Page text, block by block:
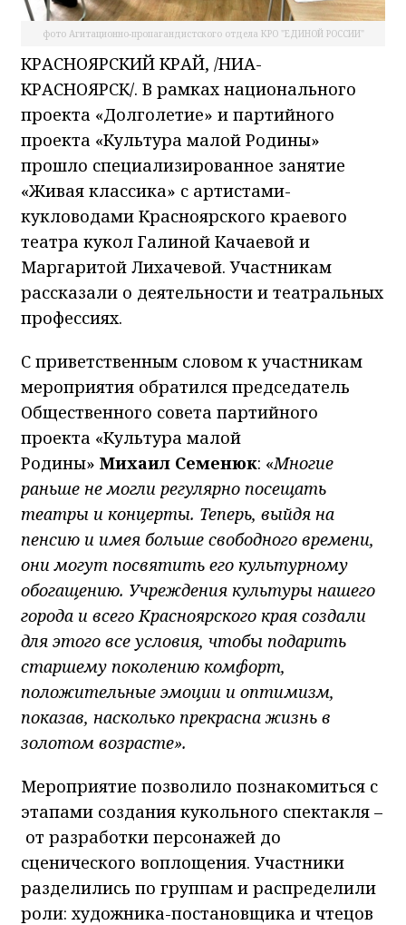
фото Агитационно-пропагандистского отдела КРО "ЕДИНОЙ РОССИИ"
КРАСНОЯРСКИЙ КРАЙ, /НИА-
КРАСНОЯРСК/. В рамках национального
проекта «Долголетие» и партийного
проекта «Культура малой Родины»
прошло специализированное занятие
«Живая классика» с артистами-
кукловодами Красноярского краевого
театра кукол Галиной Качаевой и
Маргаритой Лихачевой. Участникам
рассказали о деятельности и театральных
профессиях.
С приветственным словом к участникам
мероприятия обратился председатель
Общественного совета партийного
проекта «Культура малой
Родины» Михаил Семенюк: «Многие
раньше не могли регулярно посещать
театры и концерты. Теперь, выйдя на
пенсию и имея больше свободного времени,
они могут посвятить его культурному
обогащению. Учреждения культуры нашего
города и всего Красноярского края создали
для этого все условия, чтобы подарить
старшему поколению комфорт,
положительные эмоции и оптимизм,
показав, насколько прекрасна жизнь в
золотом возрасте».
Мероприятие позволило познакомиться с
этапами создания кукольного спектакля –
от разработки персонажей до
сценического воплощения. Участники
разделились по группам и распределили
роли: художника-постановщика и чтецов